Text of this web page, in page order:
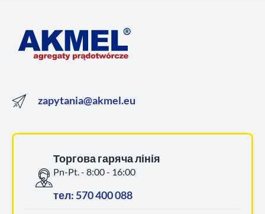
zapytania@akmel.eu
Торгова гаряча лінія
Pn-Pt. - 8:00 - 16:00
тел: 570 400 088